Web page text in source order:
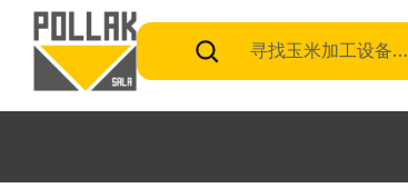
寻找玉米加工设备…